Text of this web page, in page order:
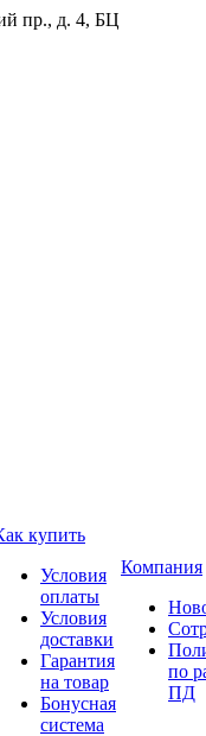
пр., д. 4, БЦ
купить
Условия
оплаты
Условия
доставки
Гарантия
на товар
Бонусная
система
Компания
по
ПД